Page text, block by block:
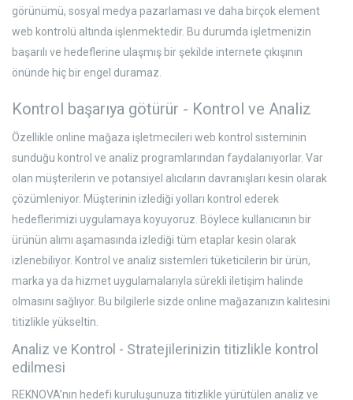
görünümü, sosyal medya pazarlaması ve daha birçok element
web kontrolü altında işlenmektedir. Bu durumda işletmenizin
başarılı ve hedeflerine ulaşmış bir şekilde internete çıkışının
önünde hiç bir engel duramaz.
Kontrol başarıya götürür - Kontrol ve Analiz
Özellikle online mağaza işletmecileri web kontrol sisteminin
sunduğu kontrol ve analiz programlarından faydalanıyorlar. Var
olan müşterilerin ve potansiyel alıcıların davranışları kesin olarak
çözümleniyor. Müşterinin izlediği yolları kontrol ederek
hedeflerimizi uygulamaya koyuyoruz. Böylece kullanıcının bir
ürünün alımı aşamasında izlediği tüm etaplar kesin olarak
izlenebiliyor. Kontrol ve analiz sistemleri tüketicilerin bir ürün,
marka ya da hizmet uygulamalarıyla sürekli iletişim halinde
olmasını sağlıyor. Bu bilgilerle sizde online mağazanızın kalitesini
titizlikle yükseltin.
Analiz ve Kontrol - Stratejilerinizin titizlikle kontrol
edilmesi
REKNOVA’nın hedefi kuruluşunuza titizlikle yürütülen analiz ve